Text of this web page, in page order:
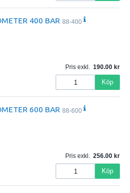
400 BAR 88-400
Pris exkl. 190.00
Köp
600 BAR 88-600
Pris exkl. 256.00
Köp